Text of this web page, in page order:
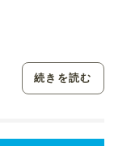
続きを読む